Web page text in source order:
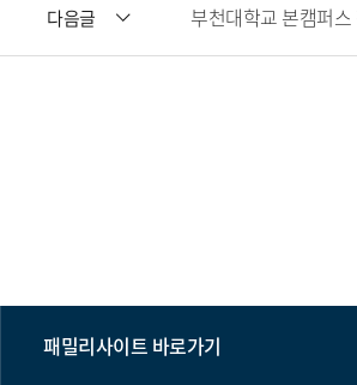
다음글 부천대학교 본캠퍼
패밀리사이트 바로가기